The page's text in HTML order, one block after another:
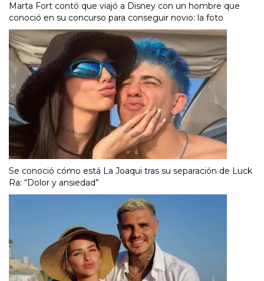
Marta Fort contó que viajó a Disney con un hombre que
conoció en su concurso para conseguir novio: la foto
Se conoció cómo está La Joaqui tras su separación de Luck
Ra: “Dolor y ansiedad”